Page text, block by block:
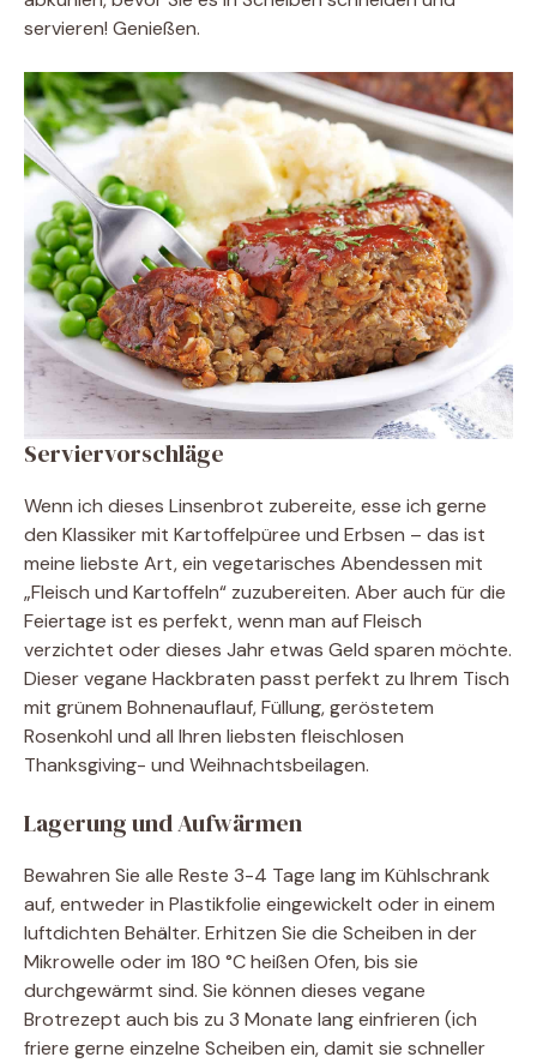
servieren! Genießen.
Serviervorschläge
Wenn ich dieses Linsenbrot zubereite, esse ich gerne
den Klassiker mit Kartoffelpüree und Erbsen – das ist
meine liebste Art, ein vegetarisches Abendessen mit
„Fleisch und Kartoffeln“ zuzubereiten. Aber auch für die
Feiertage ist es perfekt, wenn man auf Fleisch
verzichtet oder dieses Jahr etwas Geld sparen möchte.
Dieser vegane Hackbraten passt perfekt zu Ihrem Tisch
mit grünem Bohnenauflauf, Füllung, geröstetem
Rosenkohl und all Ihren liebsten fleischlosen
Thanksgiving- und Weihnachtsbeilagen.
Lagerung und Aufwärmen
Bewahren Sie alle Reste 3-4 Tage lang im Kühlschrank
auf, entweder in Plastikfolie eingewickelt oder in einem
luftdichten Behälter. Erhitzen Sie die Scheiben in der
Mikrowelle oder im 180 °C heißen Ofen, bis sie
durchgewärmt sind. Sie können dieses vegane
Brotrezept auch bis zu 3 Monate lang einfrieren (ich
friere gerne einzelne Scheiben ein, damit sie schneller